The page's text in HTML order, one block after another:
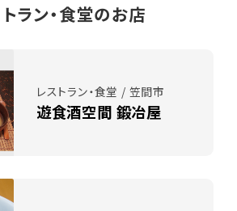
ラン・食堂のお店
レストラン・食堂 / 笠間市
遊食酒空間 鍛冶屋